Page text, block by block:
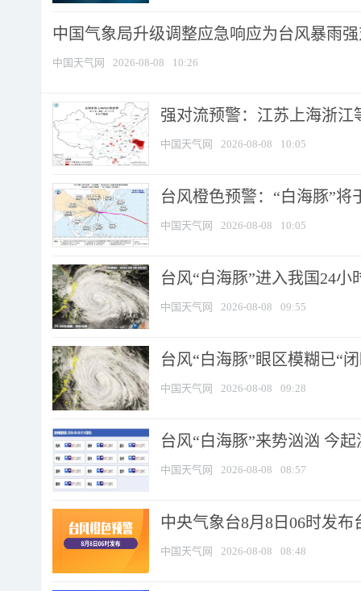
中国气象局升级调整应急响应为台风暴雨
中国天气网 2026-08-08 10:26
强对流预警：江苏上海浙江
中国天气网 2026-08-08 10:05
台风橙色预警：“白海豚”将
中国天气网 2026-08-08 10:05
台风“白海豚”进入我国24
中国天气网 2026-08-08 09:55
台风“白海豚”眼区模糊已“
中国天气网 2026-08-08 09:28
台风“白海豚”来势汹汹 今
中国天气网 2026-08-08 08:57
中央气象台8月8日06时发布
中国天气网 2026-08-08 08:48